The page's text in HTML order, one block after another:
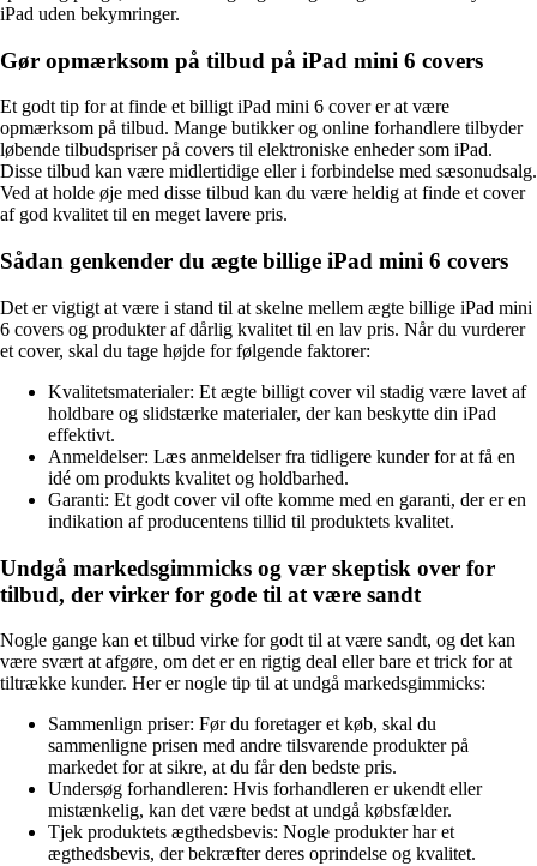
iPad uden bekymringer.
Gør opmærksom på tilbud på iPad mini 6 covers
Et godt tip for at finde et billigt iPad mini 6 cover er at være
opmærksom på tilbud. Mange butikker og online forhandlere tilbyder
løbende tilbudspriser på covers til elektroniske enheder som iPad.
Disse tilbud kan være midlertidige eller i forbindelse med sæsonudsalg.
Ved at holde øje med disse tilbud kan du være heldig at finde et cover
af god kvalitet til en meget lavere pris.
Sådan genkender du ægte billige iPad mini 6 covers
Det er vigtigt at være i stand til at skelne mellem ægte billige iPad mini
6 covers og produkter af dårlig kvalitet til en lav pris. Når du vurderer
et cover, skal du tage højde for følgende faktorer:
Kvalitetsmaterialer: Et ægte billigt cover vil stadig være lavet af
holdbare og slidstærke materialer, der kan beskytte din iPad
effektivt.
Anmeldelser: Læs anmeldelser fra tidligere kunder for at få en
idé om produkts kvalitet og holdbarhed.
Garanti: Et godt cover vil ofte komme med en garanti, der er en
indikation af producentens tillid til produktets kvalitet.
Undgå markedsgimmicks og vær skeptisk over for
tilbud, der virker for gode til at være sandt
Nogle gange kan et tilbud virke for godt til at være sandt, og det kan
være svært at afgøre, om det er en rigtig deal eller bare et trick for at
tiltrække kunder. Her er nogle tip til at undgå markedsgimmicks:
Sammenlign priser: Før du foretager et køb, skal du
sammenligne prisen med andre tilsvarende produkter på
markedet for at sikre, at du får den bedste pris.
Undersøg forhandleren: Hvis forhandleren er ukendt eller
mistænkelig, kan det være bedst at undgå købsfælder.
Tjek produktets ægthedsbevis: Nogle produkter har et
ægthedsbevis, der bekræfter deres oprindelse og kvalitet.